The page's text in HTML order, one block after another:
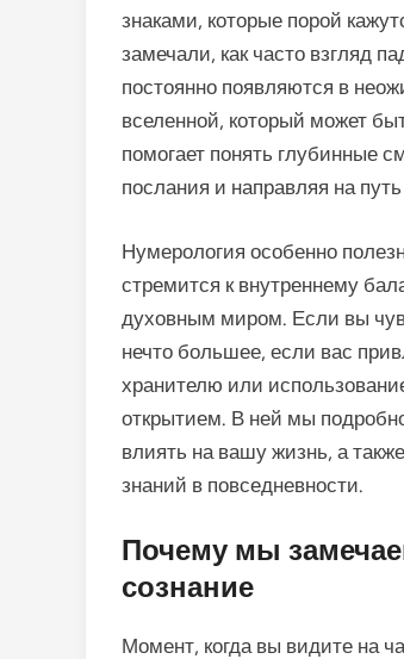
знаками, которые порой
замечали, как часто взгляд
постоянно появляются в
вселенной, который может
помогает понять глубинные
послания и направляя на
Нумерология особенно
стремится к внутреннему
духовным миром. Если вы
нечто большее, если вас
хранителю или
открытием. В ней мы
влиять на вашу жизнь, а
знаний в повседневности.
Почему мы
сознание
Момент, когда вы видите на